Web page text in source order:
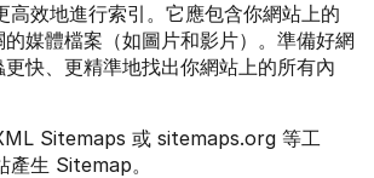
效地進行索引。它應包含你網站上的
媒體檔案（如圖片和影片）。準備好網
快、更精準地找出你網站上的所有內
Sitemaps 或 sitemaps.org 等工
產生 Sitemap。